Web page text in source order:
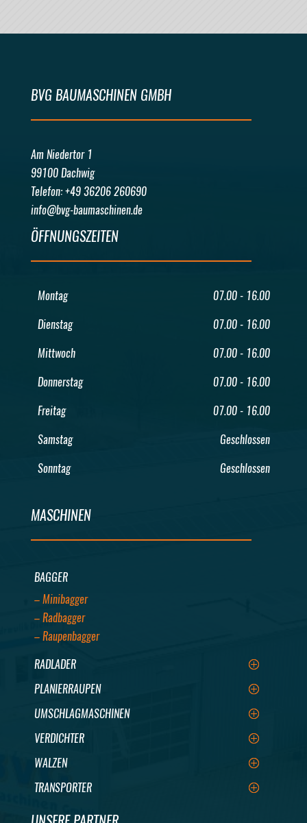
BVG BAUMASCHINEN GMBH
Am Niedertor 1
99100 Dachwig
Telefon: +49 36206 260690
info@bvg-baumaschinen.de
ÖFFNUNGSZEITEN
Montag
07.00 - 16.00
Dienstag
07.00 - 16.00
Mittwoch
07.00 - 16.00
Donnerstag
07.00 - 16.00
Freitag
07.00 - 16.00
Samstag
Geschlossen
Sonntag
Geschlossen
MASCHINEN
BAGGER
– Minibagger
– Radbagger
– Raupenbagger
RADLADER
PLANIERRAUPEN
UMSCHLAGMASCHINEN
VERDICHTER
WALZEN
TRANSPORTER